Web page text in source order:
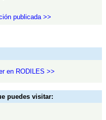
publicada >>
en RODILES >>
puedes visitar: